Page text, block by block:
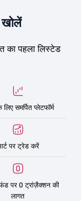
का पहला लिस्टेड
समर्पित प्लेटफॉर्म
पर ट्रेड करें
पर 0 ट्रांज़ैक्शन की
लागत